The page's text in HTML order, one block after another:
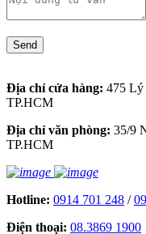
Send
Địa chỉ cửa hàng: 475 Lý
TP.HCM
Địa chỉ văn phòng: 35/9
TP.HCM
Hotline: 0914 701 248 /
Điện thoại: 08.3869 1900